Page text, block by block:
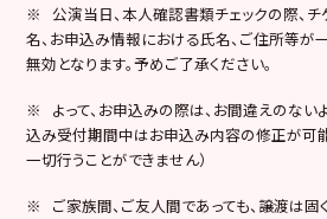
※ 公演当日、本人確認書類チェックの際、チ
名、お申込み情報における氏名、ご住所等が
無効となります。予めご了承ください。
※ よって、お申込みの際は、お間違えのない
込み受付期間中はお申込み内容の修正が可
一切行うことができません）
※ ご家族間、ご友人間であっても、譲渡は固く